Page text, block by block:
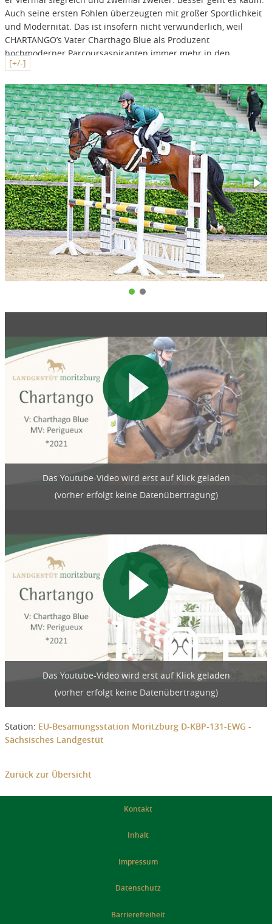
Auch seine ersten Fohlen überzeugten mit großer Sportlichkeit
und Modernität. Das ist insofern nicht verwunderlich, weil
CHARTANGO’s Vater Charthago Blue als Produzent
hochmoderner Parcoursaspiranten immer mehr in den
Vordergrund tritt. Seine Nachkommen vereinen Kraft und
Über den selbst bis 1.60m so erfolgreichen Muttervater
Perigueux kommt zusätzlich noch einmal viel Sportsgeist und
Härte ins Spiel. Mit Favory AA, Capitol I und Sable Skinflint xx
folgen weitere, blut- und leistungsgeprägte Komponenten. Aus
dem Holsteiner Stamm 2554 resultieren zahlreiche gekörte
Hengste, darunter der mehrfache Olympiateilnehmer H-
Ekwador oder der bekannte Landjunge. Weiterhin viele
hochklassige Springpferde bis zur internationalen 1.60m Klasse
wie zum Beispiel Sabrina Bergers langjähriges Spitzenpferd
Quidams Star Melloni.
[+/-]
Das Youtube-Video wird erst auf Klick geladen
(vorher erfolgt keine Datenübertragung)
Das Youtube-Video wird erst auf Klick geladen
(vorher erfolgt keine Datenübertragung)
Station: EU-Besamungsstation Moritzburg D-KBP-131-EWG -
Sächsisches Landgestüt
Zurück zur Übersicht
Kontakt
Inhalt
Impressum
Datenschutz
Barrierefreiheit